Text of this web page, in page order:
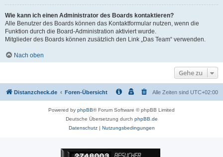
Wie kann ich einen Administrator des Boards kontaktieren?
Alle Benutzer des Boards können das Kontaktformular nutzen, wenn die
Funktion durch die Board-Administration aktiviert wurde.
Mitglieder des Boards können zusätzlich den Link „Das Team“ verwenden.
Nach oben
Gehe zu
Distanzcheck.de Foren-Übersicht Alle Zeiten sind UTC+02:00
Powered by phpBB® Forum Software © phpBB Limited
Deutsche Übersetzung durch phpBB.de
Datenschutz| Nutzungsbedingungen